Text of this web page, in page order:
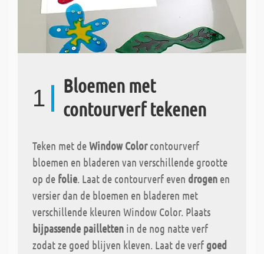
1
Bloemen met
contourverf tekenen
Teken met deWindow Colorcontourverf
bloemen en bladeren van verschillende grootte
op de folie. Laat de contourverf even drogen en
versier dan de bloemen en bladeren met
verschillende kleuren Window Color. Plaats
bijpassende pailletten in de nog natte verf
zodat ze goed blijven kleven. Laat de verf goed